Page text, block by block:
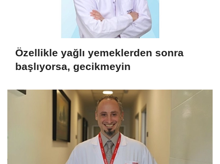
Özellikle yağlı yemeklerden sonra
başlıyorsa, gecikmeyin